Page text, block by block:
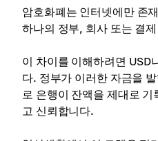
암호화폐는 인터넷에만 존
하나의 정부, 회사 또는 결
이 차이를 이해하려면
다. 정부가 이러한 자금을
로 은행이 잔액을 제대로
고 신뢰합니다.